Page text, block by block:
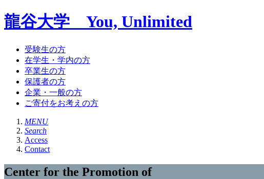
龍谷大学 You, Unlimited
受験生の方
在学生・学内の方
卒業生の方
保護者の方
企業・一般の方
ご寄付をお考えの方
MENU
Search
Access
Contact
Center for the Promotion of